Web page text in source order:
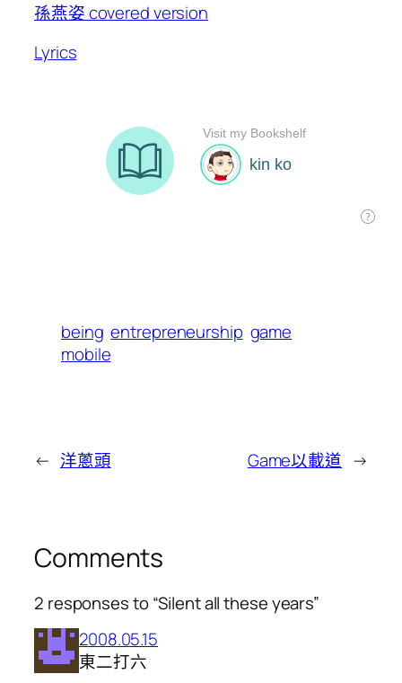
孫燕姿 covered version
Lyrics
being entrepreneurship game
mobile
← 洋蔥頭 Game以載道 →
Comments
2 responses to “Silent all these years”
2008.05.15
東二打六